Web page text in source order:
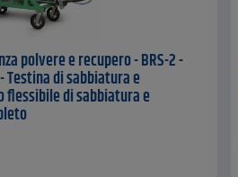
polvere e recupero - BRS-2 -
Testina di sabbiatura e
flessibile di sabbiatura e